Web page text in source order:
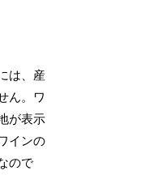
は、産
ん。ワ
が表示
インの
ので